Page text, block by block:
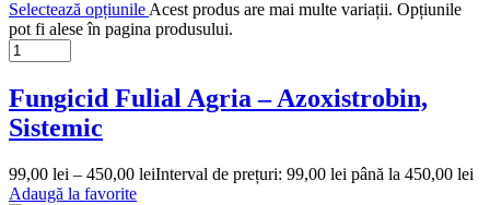
Selectează opțiunile Acest produs are mai multe variații. Opțiunile
pot fi alese în pagina produsului.
Fungicid Fulial Agria – Azoxistrobin,
Sistemic
99,00 lei – 450,00 leiInterval de prețuri: 99,00 lei până la 450,00 lei
Adaugă la favorite